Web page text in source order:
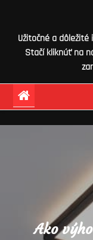
contentUžitočné a
Stačí kliknúť na
Ako